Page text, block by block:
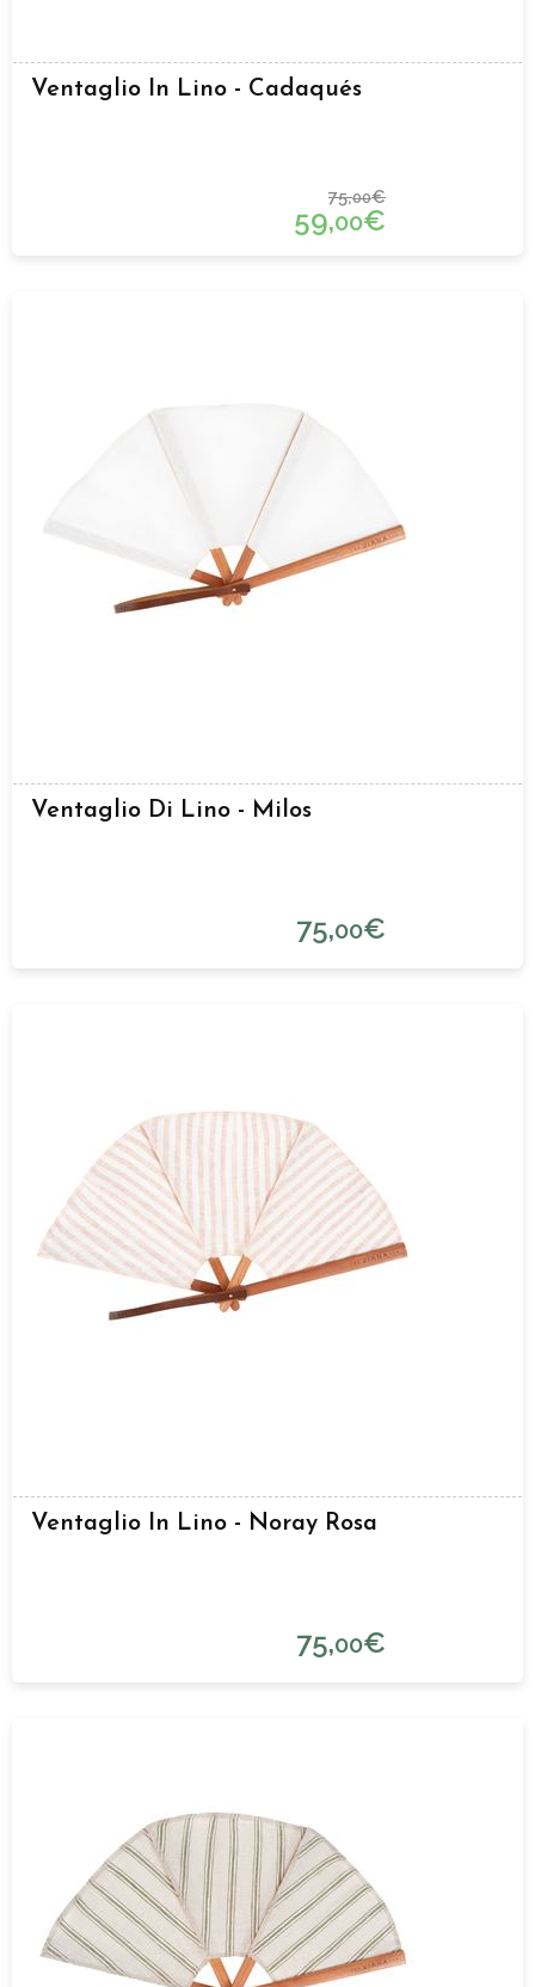
Ventaglio In Lino - Cadaqués
75,00€
59,00€
Ventaglio Di Lino - Milos
75,00€
Ventaglio In Lino - Noray Rosa
75,00€